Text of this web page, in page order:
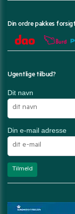
Din ordre pakkes
Ugentlige tilbud?
Dit navn
Din e-mail adresse